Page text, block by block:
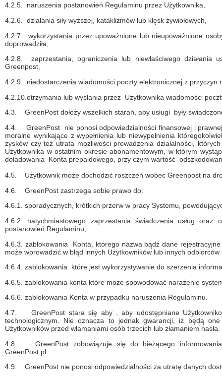
4.2.5.
naruszenia postanowień Regulaminu przez Użytkownika,
4.2.6.
działania siły wyższej, kataklizmów lub klęsk żywiołowych,
4.2.7.
wykorzystania przez upoważnione lub nieupoważnione
doprowadziła,
4.2.8.
zaprzestania, ograniczenia lub niewłaściwego
Greenpost,
4.2.9.
niedostarczenia wiadomości poczty elektronicznej z przyczyn
4.2.10.otrzymania lub wysłania przez Użytkownika wiadomości
4.3.
GreenPost dołoży wszelkich starań, aby usługi były
4.4.
GreenPost nie ponosi odpowiedzialności finansowej i
moralne wynikające z wypełnienia lub niewypełnienia
zysków czy też utrata możliwości prowadzenia działalności,
Użytkownika w ostatnim okresie abonamentowym, w którym
doładowania Konta prepaidowego, przy czym wartość
4.5.
Użytkownik może dochodzić roszczeń wobec Greenpost na
4.6.
GreenPost zastrzega sobie prawo do:
4.6.1. sporadycznych, krótkich przerw w pracy Systemu,
4.6.2.
natychmiastowego zaprzestania świadczenia usług
postanowień Regulaminu,
4.6.3.
zablokowania Konta, którego nazwa bądź dane
może wprowadzić w błąd innych Użytkowników lub innych odbiorców
4.6.4. zablokowania które jest wykorzystywanie do szerzenia
4.6.5. zablokowania konta które może spowodować narażenie
4.6.6. zablokowania Konta w przypadku naruszenia Regulaminu.
4.7.
GreenPost stara się aby , aby udostępniane
technologicznym. Nie oznacza to jednak gwarancji, iż będą
Użytkowników przed włamaniami osób trzecich lub złamaniem hasła.
4.8.
GreenPost zobowiązuje się do bieżącego
GreenPost.pl.
4.9.
GreenPost nie ponosi odpowiedzialności za utratę danych